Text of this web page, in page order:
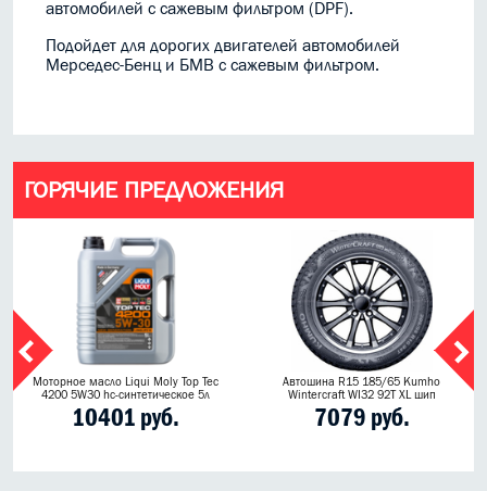
автомобилей с сажевым фильтром (DPF).
Подойдет для дорогих двигателей автомобилей
Мерседес-Бенц и БМВ с сажевым фильтром.
ГОРЯЧИЕ ПРЕДЛОЖЕНИЯ
Моторное масло Liqui Moly Top Tec
4200 5W30 hc-синтетическое 5л
10401 руб.
Автошина R15 185/65 Kumho
Wintercraft WI32 92T XL шип
7079 руб.